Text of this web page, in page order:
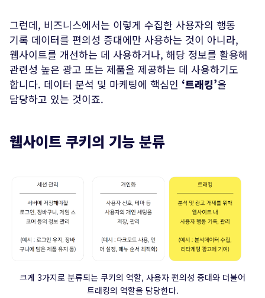
그런데, 비즈니스에서는 이렇게 수집한 사용자의 행동
기록 데이터를 편의성 증대에만 사용하는 것이 아니라,
웹사이트를 개선하는 데 사용하거나, 해당 정보를 활용해
관련성 높은 광고 또는 제품을 제공하는 데 사용하기도
합니다. 데이터 분석 및 마케팅에 핵심인 ‘트래킹’을
담당하고 있는 것이죠.
웹사이트 쿠키의 기능 분류
크게 3가지로 분류되는 쿠키의 역할, 사용자 편의성 증대와 더불어
트래킹의 역할을 담당한다.